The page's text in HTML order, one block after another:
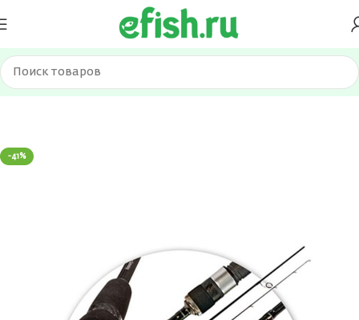
Главная Удилища Спиннинги
-41%